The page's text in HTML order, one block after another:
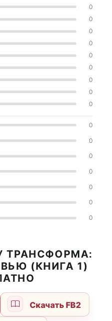
0
0
0
0
0
0
0
0
0
0
0
0
0
0
0
0
ТРАНСФОРМА:
(КНИГА 1)
Скачать FB2